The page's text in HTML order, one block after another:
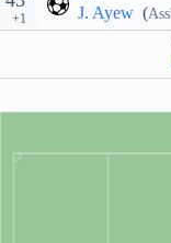
J. Ayew (
+1